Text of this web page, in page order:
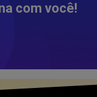
com você!